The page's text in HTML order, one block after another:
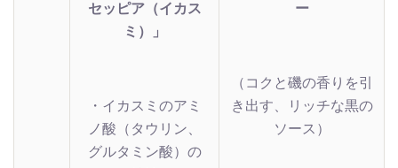
セッピア（イカス
ミ）」
・イカスミのアミ
ノ酸（タウリン、
グルタミン酸）の
ー
（コクと磯の香りを引
き出す、リッチな黒の
ソース）